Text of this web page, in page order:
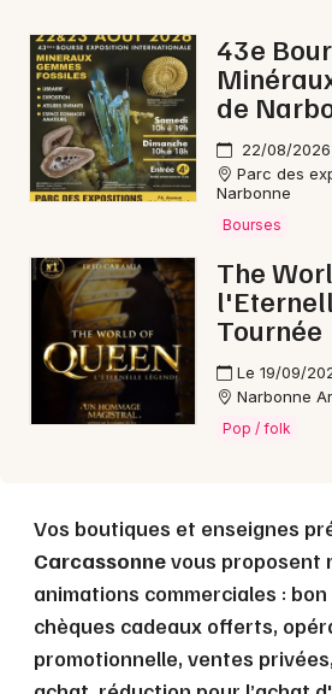
Choisir mes départements
Mon email
Je m'abonne
43e
de
22/08/
Parc des
Narbonne
Bourses
The
Tournée
Le 19/09/
Narbonne
Pop / folk
Vos boutiques et enseignes
Carcassonnevous proposent
animations commerciales :
chèques cadeaux offerts,
promotionnelle, ventes